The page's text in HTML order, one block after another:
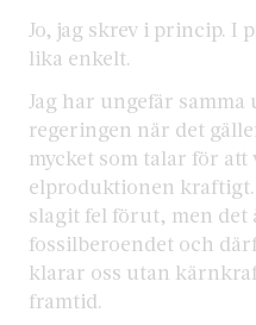
Jo, jag skrev i princip. I
lika enkelt.
Jag har ungefär
regeringen när det
mycket som talar för att
elproduktionen
slagit fel förut, men det
fossilberoendet och
klarar oss utan
framtid.